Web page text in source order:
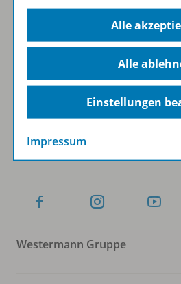
Zum Newsletter
Folgen Sie uns auf Social Media
Westermann Gruppe
Alle
Alle
Einstellungen
Impressum